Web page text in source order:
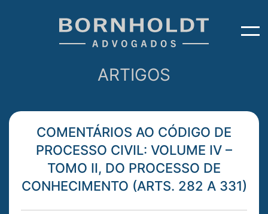
ARTIGOS
COMENTÁRIOS AO CÓDIGO DE
PROCESSO CIVIL: VOLUME IV –
TOMO II, DO PROCESSO DE
CONHECIMENTO (ARTS. 282 A 331)